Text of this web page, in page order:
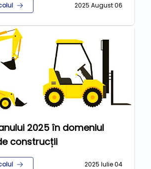
2025 August 06
2025 în domeniul
construcții
2025 Iulie 04